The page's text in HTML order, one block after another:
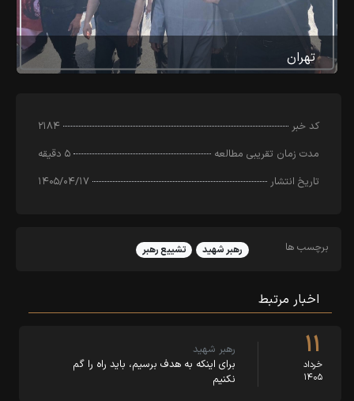
تهران
کد خبر
۲۱۸۴
مدت زمان تقریبی مطالعه
۵ دقیقه
تاریخ انتشار
۱۴۰۵/۰۴/۱۷
برچسب ها رهبر شهید تشییع رهبر
اخبار مرتبط
۱۱
خرداد
۱۴۰۵
رهبر شهید
براى اینکه به هدف برسیم، باید راه را گم
نکنیم